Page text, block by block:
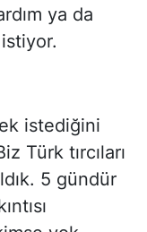
ya da
istediğini
Türk tırcıları
5 gündür